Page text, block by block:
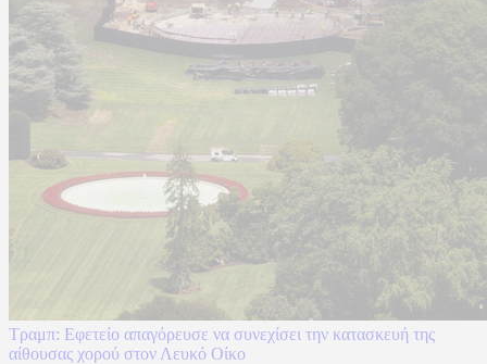
Τραμπ: Εφετείο απαγόρευσε να συνεχίσει την κατασκευή της
αίθουσας χορού στον Λευκό Οίκο